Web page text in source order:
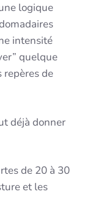
logique
intensité
quelque
repères de
déjà donner
de 20 à 30
et les